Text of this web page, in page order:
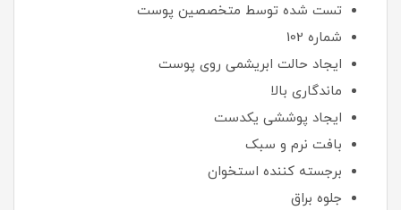
تست شده توسط متخصصین پوست
شماره 102
ایجاد حالت ابریشمی روی پوست
ماندگاری بالا
ایجاد پوششی یکدست
بافت نرم و سبک
برجسته کننده استخوان
جلوه براق